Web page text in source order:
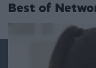
Best of